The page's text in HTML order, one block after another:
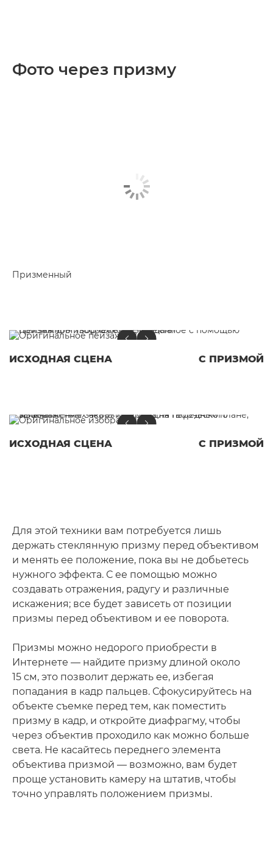
Фото через призму
Призменный
ИСХОДНАЯ СЦЕНА С ПРИЗМОЙ
ИСХОДНАЯ СЦЕНА С ПРИЗМОЙ
Для этой техники вам потребуется лишь
держать стеклянную призму перед объективом
и менять ее положение, пока вы не добьетесь
нужного эффекта. С ее помощью можно
создавать отражения, радугу и различные
искажения; все будет зависеть от позиции
призмы перед объективом и ее поворота.
Призмы можно недорого приобрести в
Интернете — найдите призму длиной около
15 см, это позволит держать ее, избегая
попадания в кадр пальцев. Сфокусируйтесь на
объекте съемке перед тем, как поместить
призму в кадр, и откройте диафрагму, чтобы
через объектив проходило как можно больше
света. Не касайтесь переднего элемента
объектива призмой — возможно, вам будет
проще установить камеру на штатив, чтобы
точно управлять положением призмы.